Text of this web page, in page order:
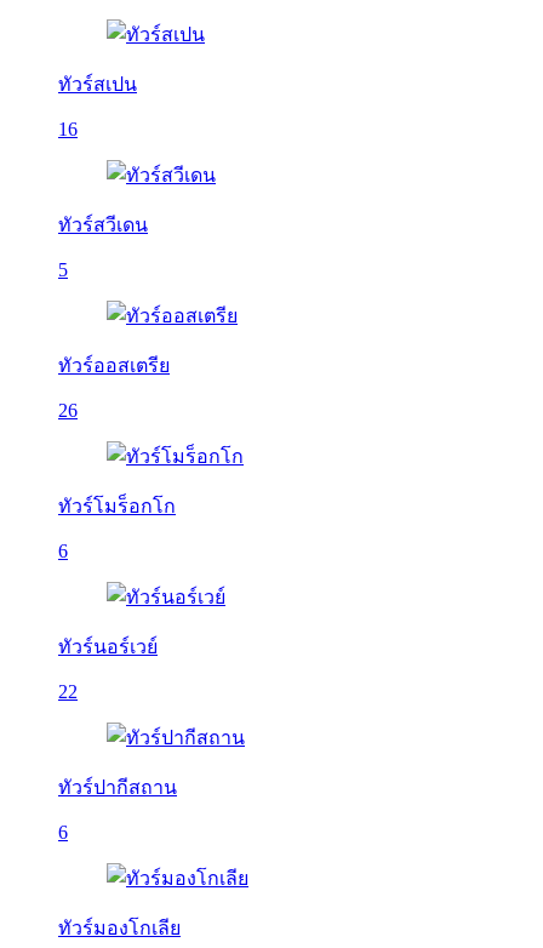
ทัวร์สเปน
16
ทัวร์สวีเดน
5
ทัวร์ออสเตรีย
26
ทัวร์โมร็อกโก
6
ทัวร์นอร์เวย์
22
ทัวร์ปากีสถาน
6
ทัวร์มองโกเลีย